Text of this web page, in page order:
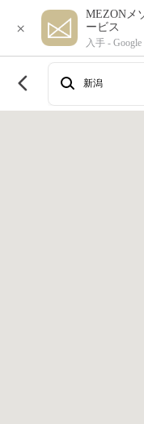
×
MEZONメ
ービス
入手 - Google
新潟